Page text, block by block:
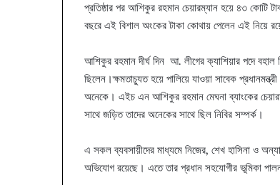
প্রতিষ্ঠার পর আশিকুর রহমান চেয়ারম্যান হয়ে ৪৩ কোটি
বছরে এই বিশাল অংকের টাকা কোথায় পেলেন এই নিয়ে
আশিকুর রহমান দীর্ঘ দিন আ. লীগের ক্যাশিয়ার পদে বহাল
ছিলেন।ক্ষমতাচ্যুত হয়ে পালিয়ে যাওয়া সাবেক
অনেকে। এইচ এন আশিকুর রহমান মেঘনা ব্যাংকের
সাথে জড়িত তাদের অনেকের সাথে ছিল নিবির সম্পর্ক।
এ সকল ব্যবসায়ীদের মাধ্যমে নিজের, শেখ হাসিনা ও
অভিযোগ রয়েছে। এতে তার প্রধান সহযোগীর ভূমিকা